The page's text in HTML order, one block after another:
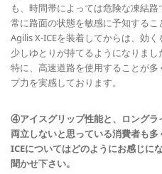
も、時間帯によっては危険な凍結路
常に路面の状態を敏感に予知する
Agilis X-ICEを装着してからは、効
少しゆとりが持てるようになりまし
特に、高速道路を使用することが
プ力を実感しております。
④アイスグリップ性能と、ロングラ
両立しないと思っている消費者も
ICEについてはどのようにお感じに
聞かせ下さい。